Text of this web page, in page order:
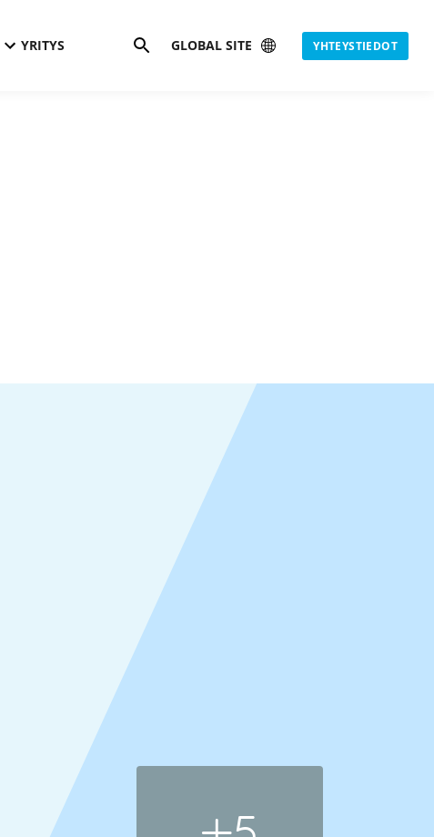
YRITYS Hae GLOBAL SITE YHTEYSTIEDOT